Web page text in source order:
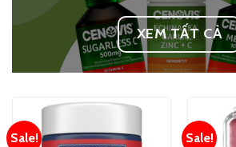
XEM TẤT CẢ
Sale! Sale!